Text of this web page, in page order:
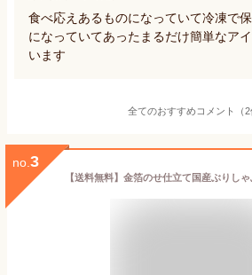
食べ応えあるものになっていて冷凍で
になっていてあったまるだけ簡単なア
います
全てのおすすめコメント（2
no. 3